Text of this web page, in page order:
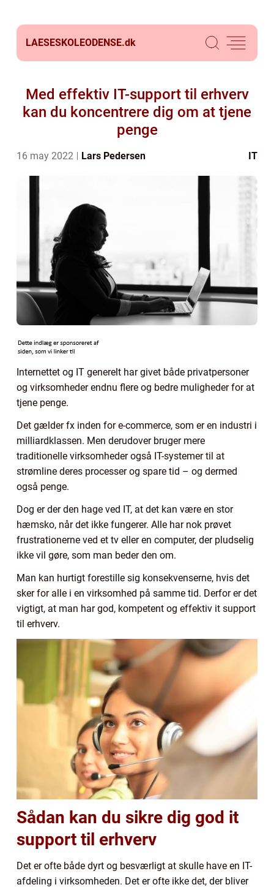
LAESESKOLEODENSE.dk
Med effektiv IT-support til erhverv
kan du koncentrere dig om at tjene
penge
16 may 2022 Lars Pedersen IT
Internettet og IT generelt har givet både privatpersoner
og virksomheder endnu flere og bedre muligheder for at
tjene penge.
Det gælder fx inden for e-commerce, som er en industri i
milliardklassen. Men derudover bruger mere
traditionelle virksomheder også IT-systemer til at
strømline deres processer og spare tid – og dermed
også penge.
Dog er der den hage ved IT, at det kan være en stor
hæmsko, når det ikke fungerer. Alle har nok prøvet
frustrationerne ved et tv eller en computer, der pludselig
ikke vil gøre, som man beder den om.
Man kan hurtigt forestille sig konsekvenserne, hvis det
sker for alle i en virksomhed på samme tid. Derfor er det
vigtigt, at man har god, kompetent og effektiv it support
til erhverv.
Sådan kan du sikre dig god it
support til erhverv
Det er ofte både dyrt og besværligt at skulle have en IT-
afdeling i virksomheden. Det er ofte ikke det, der bliver